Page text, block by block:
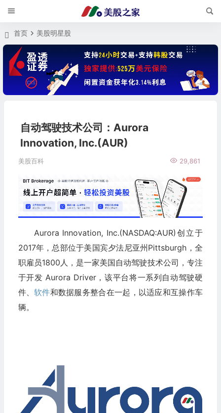
首页 美股明星股
自动驾驶技术公司：Aurora
Innovation, Inc.(AUR)
美股百科 29,861
Aurora Innovation, Inc.(NASDAQ:AUR)创立于
2017年，总部位于美国宾夕法尼亚州Pittsburgh，全
职雇员1800人，是一家美国自动驾驶技术公司，专注
于开发 Aurora Driver，该平台将一系列自动驾驶硬
件、软件和数据服务整合在一起，以适应和互操作车
辆。